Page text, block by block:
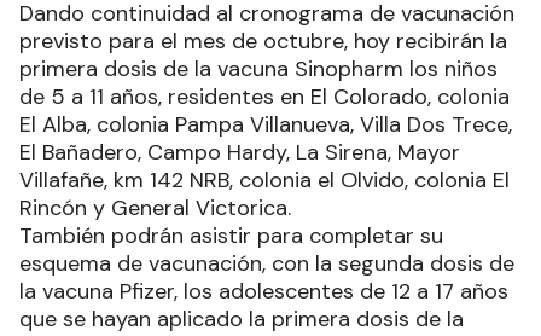
Dando continuidad al cronograma de vacunación
previsto para el mes de octubre, hoy recibirán la
primera dosis de la vacuna Sinopharm los niños
de 5 a 11 años, residentes en El Colorado, colonia
El Alba, colonia Pampa Villanueva, Villa Dos Trece,
El Bañadero, Campo Hardy, La Sirena, Mayor
Villafañe, km 142 NRB, colonia el Olvido, colonia El
Rincón y General Victorica.
También podrán asistir para completar su
esquema de vacunación, con la segunda dosis de
la vacuna Pfizer, los adolescentes de 12 a 17 años
que se hayan aplicado la primera dosis de la